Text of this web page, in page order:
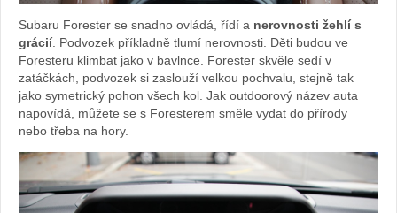
Sabina
Subaru Forester se snadno ovládá, řídí a nerovnosti žehlí s
grácií. Podvozek příkladně tlumí nerovnosti. Děti budou ve
Foresteru klimbat jako v bavlnce. Forester skvěle sedí v
zatáčkách, podvozek si zaslouží velkou pochvalu, stejně tak
jako symetrický pohon všech kol. Jak outdoorový název auta
napovídá, můžete se s Foresterem směle vydat do přírody
nebo třeba na hory.